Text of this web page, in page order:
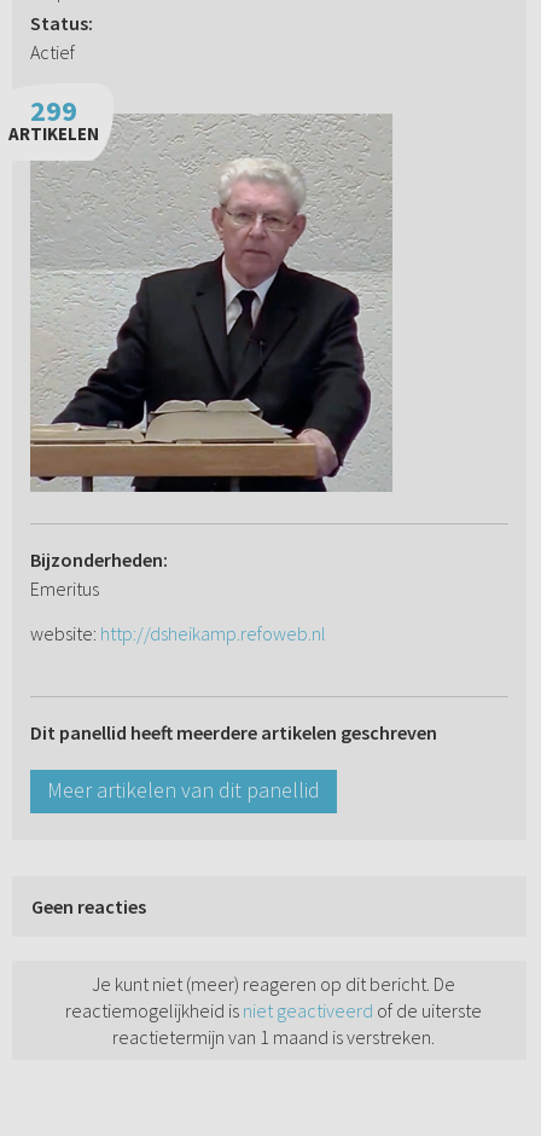
Status:
Actief
299
ARTIKELEN
Bijzonderheden:
Emeritus
website: http://dsheikamp.refoweb.nl
Dit panellid heeft meerdere artikelen geschreven
Meer artikelen van dit panellid
Geen reacties
Je kunt niet (meer) reageren op dit bericht. De
reactiemogelijkheid is niet geactiveerd of de uiterste
reactietermijn van 1 maand is verstreken.